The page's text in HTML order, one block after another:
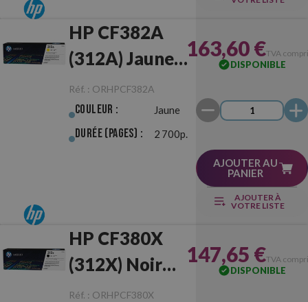
HP CF382A
(312A) Jaune
Originale
Réf. : ORHPCF382A
Couleur : Jaune
Durée (pages) : 2 700p.
163,60 €TVA
DISPONIBLE
AJOUTER AU
PANIER
AJOUTER À
VOTRE LISTE
HP CF380X
(312X) Noir
Originale
Réf. : ORHPCF380X
147,65 €TVA
DISPONIBLE